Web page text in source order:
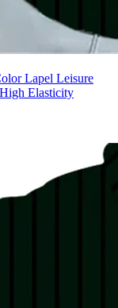
Lapel Leisure
Elasticity